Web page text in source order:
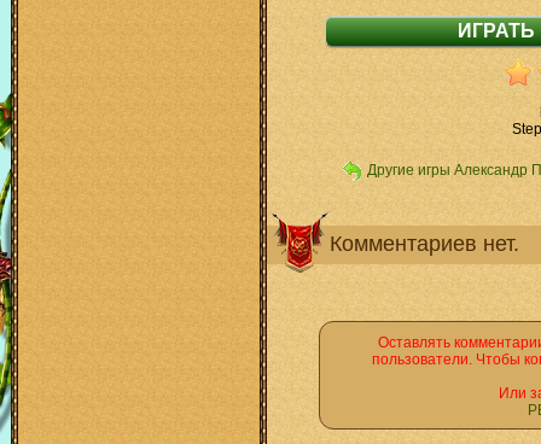
Другие игры Александр
Комментариев нет.
Оставлять
пользователи. Чтобы
Или